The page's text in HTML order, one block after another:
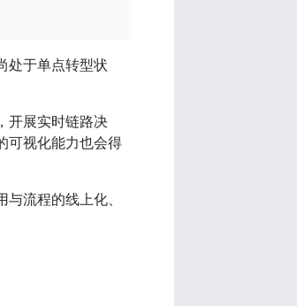
处于单点转型状
开展实时链路决
可视化能力也会得
流程的线上化、